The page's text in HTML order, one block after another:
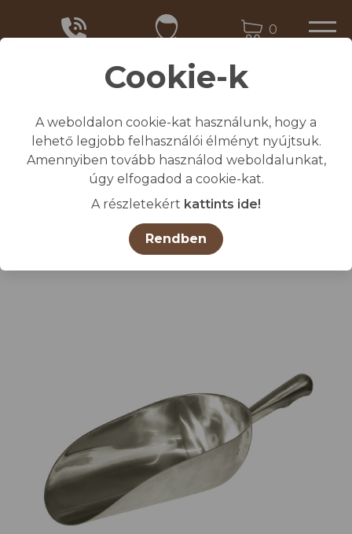
0
Kezdőlap
Összes termék
Aluminium adagolókanál kerek 900 gr.
Cookie-k
A weboldalon cookie-kat használunk, hogy a
lehető legjobb felhasználói élményt nyújtsuk.
Amennyiben tovább használod weboldalunkat,
úgy elfogadod a cookie-kat.
A részletekért kattints ide!
Rendben